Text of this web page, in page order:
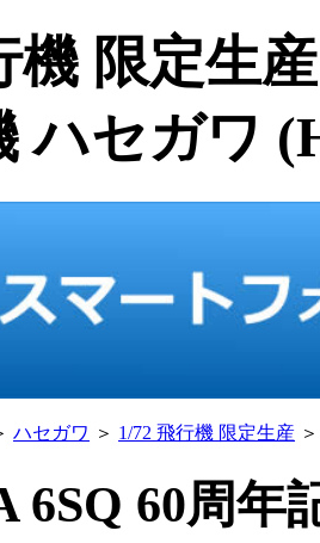
機 限定生
ハセガワ
ハセガワ ＞ 1/72 飛行機 限定生産 ＞
6SQ 60周